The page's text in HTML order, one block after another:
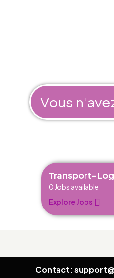
Vous
Transport-
0 Jobs available
Explore Jobs
Contact: